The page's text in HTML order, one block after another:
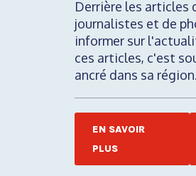
Derrière les articles
journalistes et de
informer sur
ces articles, c'est
ancré dans sa région.
EN SAVOIR
PLUS